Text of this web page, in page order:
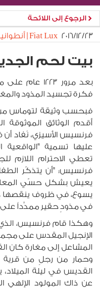
الرجوع إلى اللائحة
٢٣‏/١٢‏/٢٠١٦ Fiat Lux | أنطوانيت نمّور
بيت لحم
بعد مرور
فكرة تجسيد المذود
فبحسب وثيقة لتوماس من
أقدم الوثائق الموثوقة
فرنسيس الأسيزي، نُفاد
عليها تسمية "الواقعية
تعطي الاحترام اللازم
فرنسيس: "أن يتذكّر
يعيش بشكل حسّي
يسوع، في ظروف ينقصها
في مذودٍ حقير ممدَّداً على
وهكذا قام فرنسيس، الذي
الإنجيل المقدس على
المشاعل إلى مغارة كان
وحمار من رجلٍ من قرية
القديس في ليلة
عن ذاك المولود